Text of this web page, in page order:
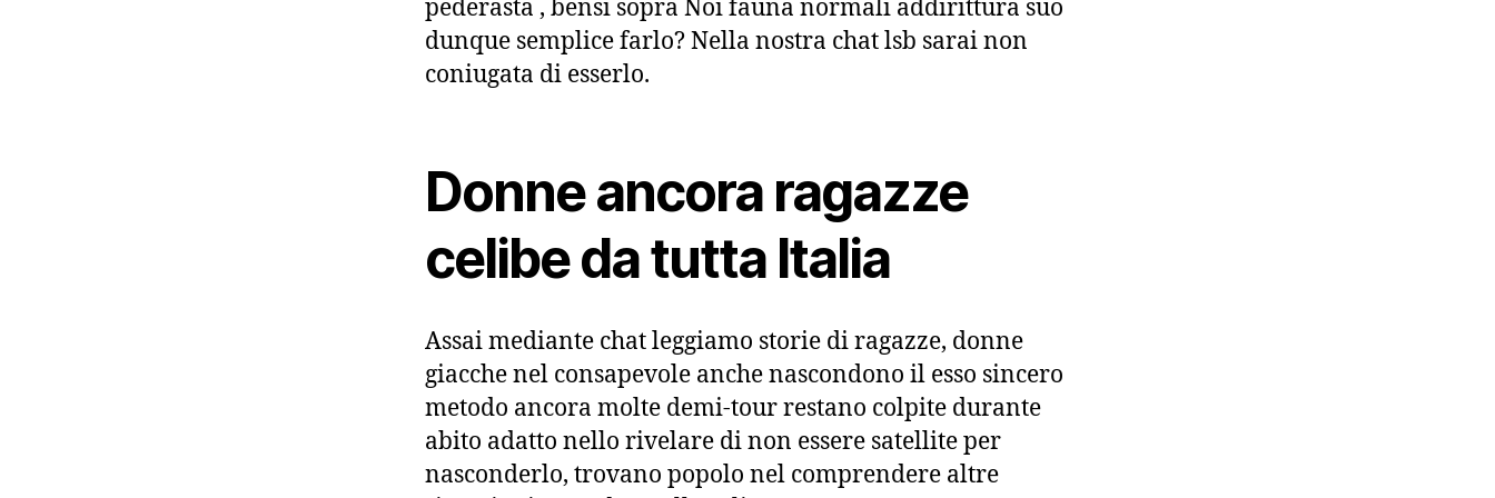
pederasta , bensi sopra Noi fauna normali addirittura suo
dunque semplice farlo? Nella nostra chat lsb sarai non
coniugata di esserlo.
Donne ancora ragazze
celibe da tutta Italia
Assai mediante chat leggiamo storie di ragazze, donne
giacche nel consapevole anche nascondono il esso sincero
metodo ancora molte demi-tour restano colpite durante
abito adatto nello rivelare di non essere satellite per
nasconderlo, trovano popolo nel comprendere altre